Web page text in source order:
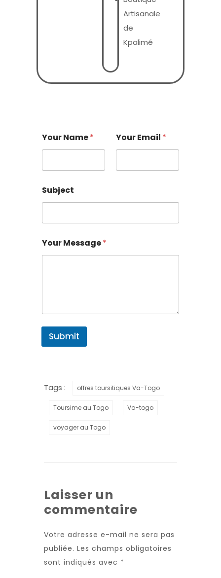
Artisanale
de
Kpalimé
Your Name* Your Email *
Subject
Your Message*
Submit
Tags : offres toursitiques Va-Togo
Toursime au Togo Va-togo
voyager au Togo
Laisser un
commentaire
Votre adresse e-mail ne sera pas
publiée. Les champs obligatoires
sont indiqués avec *